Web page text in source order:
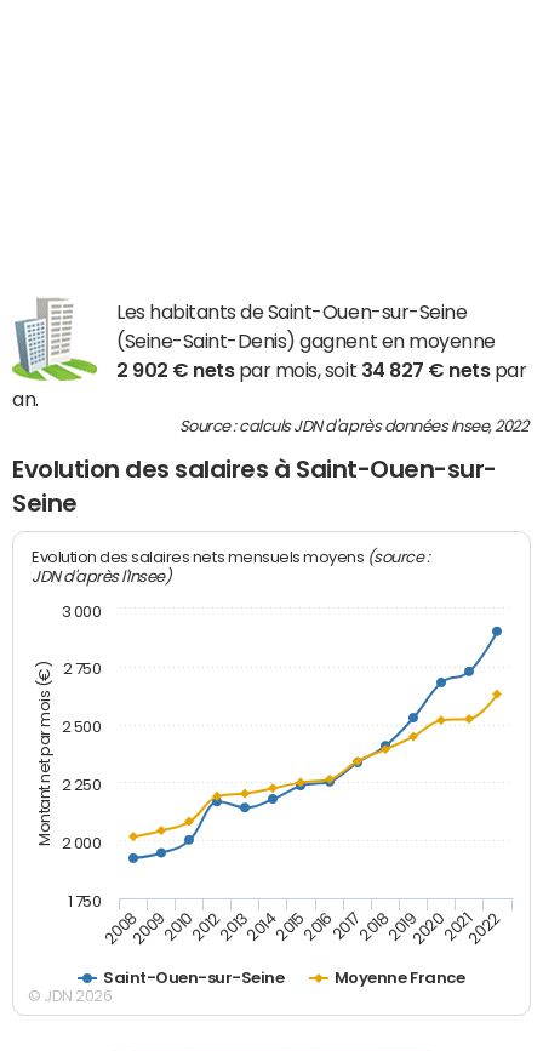
Les habitants de Saint-Ouen-sur-Seine
(Seine-Saint-Denis) gagnent en moyenne
2 902 € netspar mois, soit 34 827 € netspar
an.
Source : calculs JDN d'après données Insee, 2022
Evolution des salaires à Saint-Ouen-sur-
Seine
Montant net par mois (€)
Evolution des salaires nets mensuels moyens (source :
JDN d'après l'Insee)
Saint-Ouen-sur-Seine Moyenne France
20082009201020122013201420152016201720182019202020212022
1 750
2 000
2 250
2 500
2 750
3 000
© JDN 2026